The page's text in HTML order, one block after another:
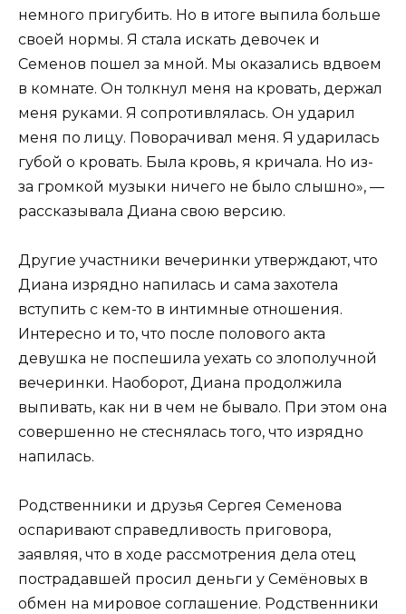
немного пригубить. Но в итоге выпила больше
своей нормы. Я стала искать девочек и
Семенов пошел за мной. Мы оказались вдвоем
в комнате. Он толкнул меня на кровать, держал
меня руками. Я сопротивлялась. Он ударил
меня по лицу. Поворачивал меня. Я ударилась
губой о кровать. Была кровь, я кричала. Но из-
за громкой музыки ничего не было слышно», —
рассказывала Диана свою версию.
Другие участники вечеринки утверждают, что
Диана изрядно напилась и сама захотела
вступить с кем-то в интимные отношения.
Интересно и то, что после полового акта
девушка не поспешила уехать со злополучной
вечеринки. Наоборот, Диана продолжила
выпивать, как ни в чем не бывало. При этом она
совершенно не стеснялась того, что изрядно
напилась.
Родственники и друзья Сергея Семенова
оспаривают справедливость приговора,
заявляя, что в ходе рассмотрения дела отец
пострадавшей просил деньги у Семёновых в
обмен на мировое соглашение. Родственники